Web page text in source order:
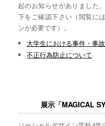
起のお知らせがありました
下をご確認下さい（閲覧に
ンが必要です）。
大学生における事件・事
不正行為防止について
展示「MAGICAL